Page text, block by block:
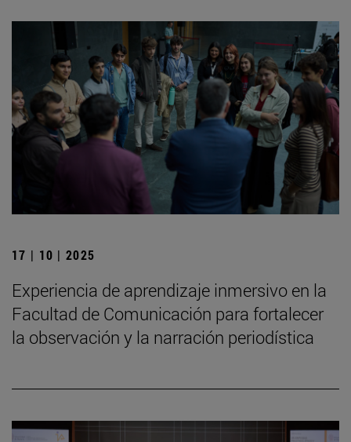
17 | 10 | 2025
Experiencia de aprendizaje inmersivo en la
Facultad de Comunicación para fortalecer
la observación y la narración periodística